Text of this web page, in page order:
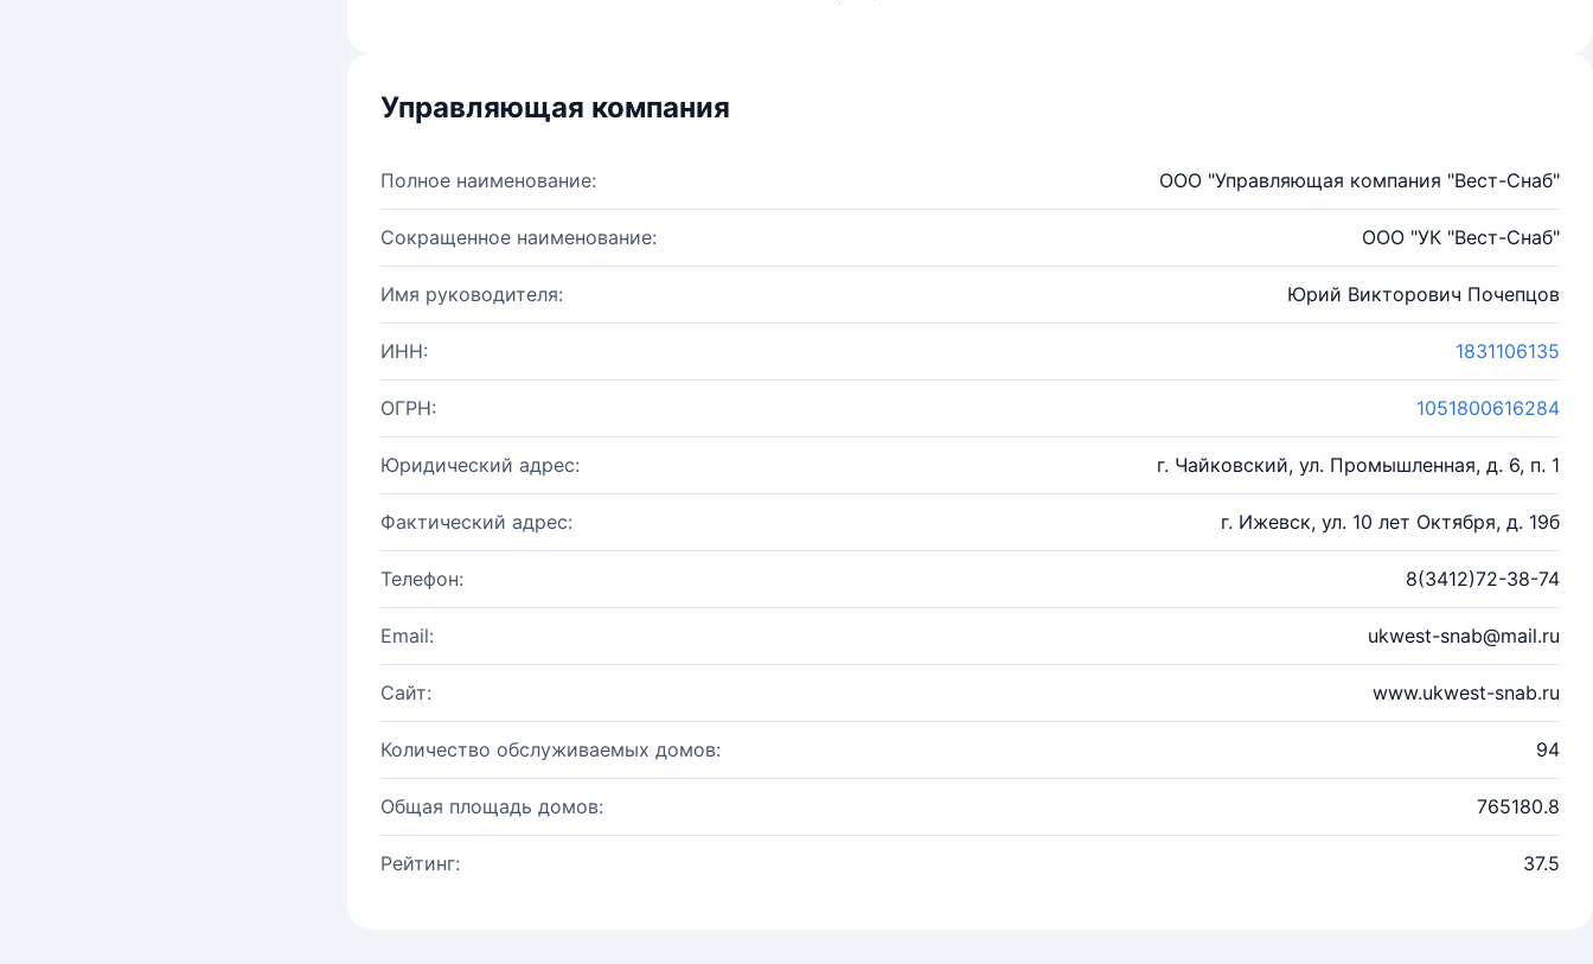
Управляющая компания
Полное наименование: ООО "Управляющая компания "Вест-Снаб"
Сокращенное наименование: ООО "УК "Вест-Снаб"
Имя руководителя: Юрий Викторович Почепцов
ИНН: 1831106135
ОГРН: 1051800616284
Юридический адрес: г. Чайковский, ул. Промышленная, д. 6, п. 1
Фактический адрес: г. Ижевск, ул. 10 лет Октября, д. 19б
Телефон: 8(3412)72-38-74
Email: ukwest-snab@mail.ru
Сайт: www.ukwest-snab.ru
Количество обслуживаемых домов: 94
Общая площадь домов: 765180.8
Рейтинг: 37.5